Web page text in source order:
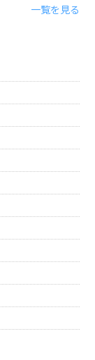
一覧を見る